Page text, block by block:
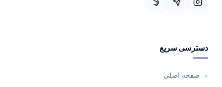
دسترسی سریع
صفحه اصلی